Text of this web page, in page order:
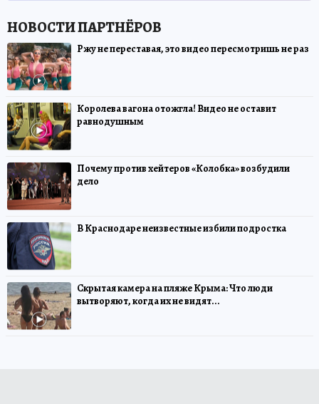
Ржу не переставая, это видео пересмотришь не раз
Королева вагона отожгла! Видео не оставит
равнодушным
Почему против хейтеров «Колобка» возбудили
дело
В Краснодаре неизвестные избили подростка
Скрытая камера на пляже Крыма: Что люди
вытворяют, когда их не видят...